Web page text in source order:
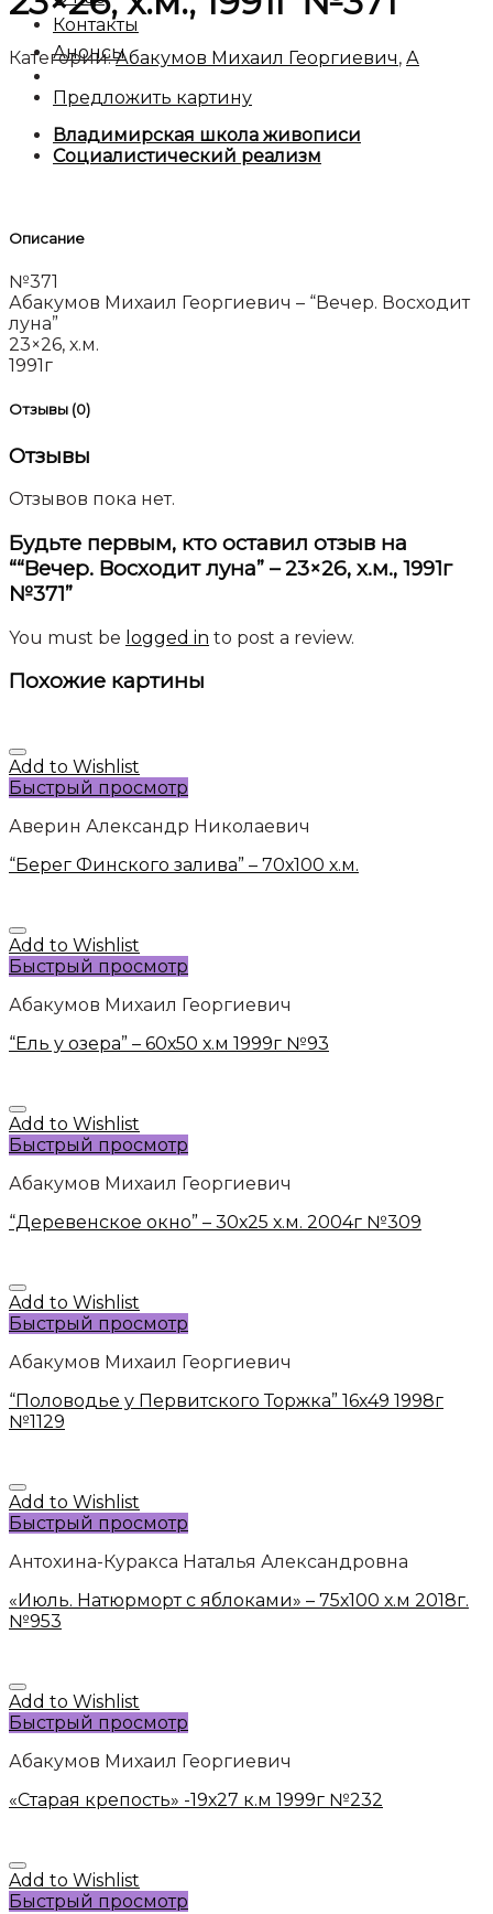
Контакты
Анонсы
Предложить картину
Категории:Абакумов Михаил Георгиевич, А
Владимирская школа живописи
Социалистический реализм
Описание
№371
Абакумов Михаил Георгиевич – “Вечер. Восходит
луна”
23×26, х.м.
1991г
Отзывы (0)
Отзывы
Отзывов пока нет.
Будьте первым, кто оставил отзыв на
““Вечер. Восходит луна” – 23×26, х.м., 1991г
№371”
You must be logged in to post a review.
Похожие картины
Add to Wishlist
Быстрый просмотр
Аверин Александр Николаевич
“Берег Финского залива” – 70х100 х.м.
Add to Wishlist
Быстрый просмотр
Абакумов Михаил Георгиевич
“Ель у озера” – 60х50 х.м 1999г №93
Add to Wishlist
Быстрый просмотр
Абакумов Михаил Георгиевич
“Деревенское окно” – 30х25 х.м. 2004г №309
Add to Wishlist
Быстрый просмотр
Абакумов Михаил Георгиевич
“Половодье у Первитского Торжка” 16х49 1998г
№1129
Add to Wishlist
Быстрый просмотр
Антохина-Куракса Наталья Александровна
«Июль. Натюрморт с яблоками» – 75х100 х.м 2018г.
№953
Add to Wishlist
Быстрый просмотр
Абакумов Михаил Георгиевич
«Старая крепость» -19х27 к.м 1999г №232
Add to Wishlist
Быстрый просмотр